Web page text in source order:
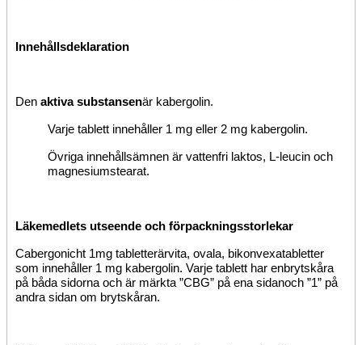
Innehållsdeklaration
Den aktiva substansenär kabergolin.
Varje tablett innehåller 1 mg eller 2 mg kabergolin.
Övriga innehållsämnen är vattenfri laktos, L-leucin och
magnesiumstearat.
Läkemedlets utseende och förpackningsstorlekar
Cabergonicht 1mg tabletterärvita, ovala, bikonvexatabletter
som innehåller 1 mg kabergolin. Varje tablett har enbrytskåra
på båda sidorna och är märkta ”CBG” på ena sidanoch ”1” på
andra sidan om brytskåran.